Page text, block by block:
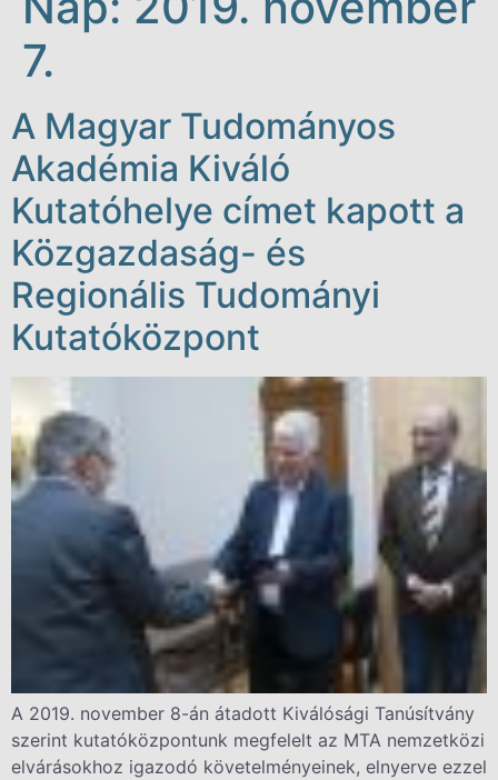
7.
A Magyar Tudományos
Akadémia Kiváló
Kutatóhelye címet kapott a
Közgazdaság- és
Regionális Tudományi
Kutatóközpont
A 2019. november 8-án átadott Kiválósági Tanúsítvány
szerint kutatóközpontunk megfelelt az MTA nemzetközi
elvárásokhoz igazodó követelményeinek, elnyerve ezzel